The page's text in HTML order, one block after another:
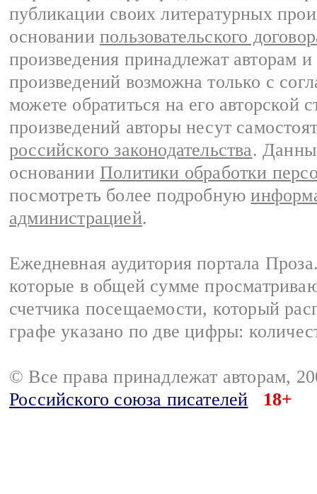
публикации своих литературных
основании пользовательского
произведения принадлежат авторам
произведений возможна только с
можете обратиться на его авторской
произведений авторы несут
российского законодательства.
основании Политики обработки
посмотреть более подробную
администрацией.
Ежедневная аудитория портала
которые в общей сумме
счетчика посещаемости, который
графе указано по две цифры:
© Все права принадлежат авторам,
Российского союза писателей
18+